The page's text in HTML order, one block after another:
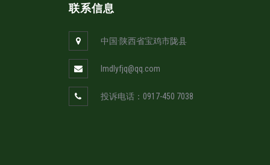
联系信息
中国·陕西省宝鸡市陇县
lmdlyfjq@qq.com
投诉电话：0917-450 7038